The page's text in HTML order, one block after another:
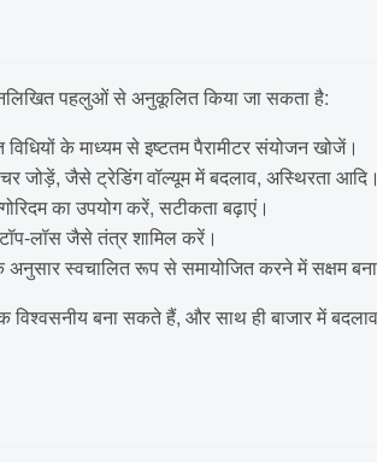
पहलुओं से अनुकूलित किया जा सकता है:
के माध्यम से इष्टतम पैरामीटर संयोजन खोजें।
जोड़ें, जैसे ट्रेडिंग वॉल्यूम में बदलाव, अस्थिरता आदि।
का उपयोग करें, सटीकता बढ़ाएं।
लॉस जैसे तंत्र शामिल करें।
अनुसार स्वचालित रूप से समायोजित करने में सक्षम
बना सकते हैं, और साथ ही बाजार में